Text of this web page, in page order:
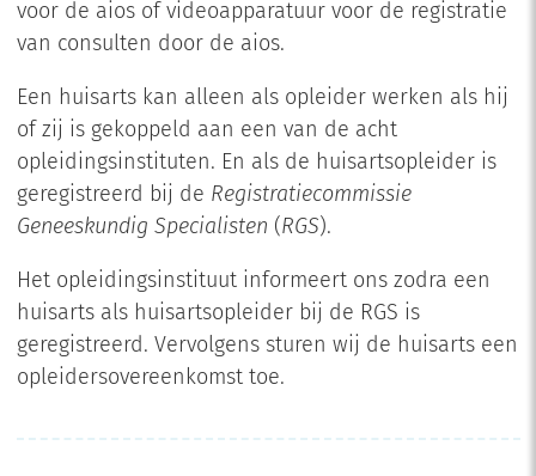
voor de aios of videoapparatuur voor de registratie
van consulten door de aios.
Een huisarts kan alleen als opleider werken als hij
of zij is gekoppeld aan een van de acht
opleidingsinstituten. En als de huisartsopleider is
geregistreerd bij de Registratiecommissie
Geneeskundig Specialisten (RGS).
Het opleidingsinstituut informeert ons zodra een
huisarts als huisartsopleider bij de RGS is
geregistreerd. Vervolgens sturen wij de huisarts een
opleidersovereenkomst toe.